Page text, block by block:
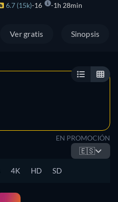
6.7 (15k) 16 1h 28min
Ver gratis Sinopsis
EN PROMOCIÓN
🇪🇸
4K HD SD